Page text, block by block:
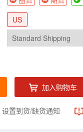
US
加入购物车
设置到货/缺货通知